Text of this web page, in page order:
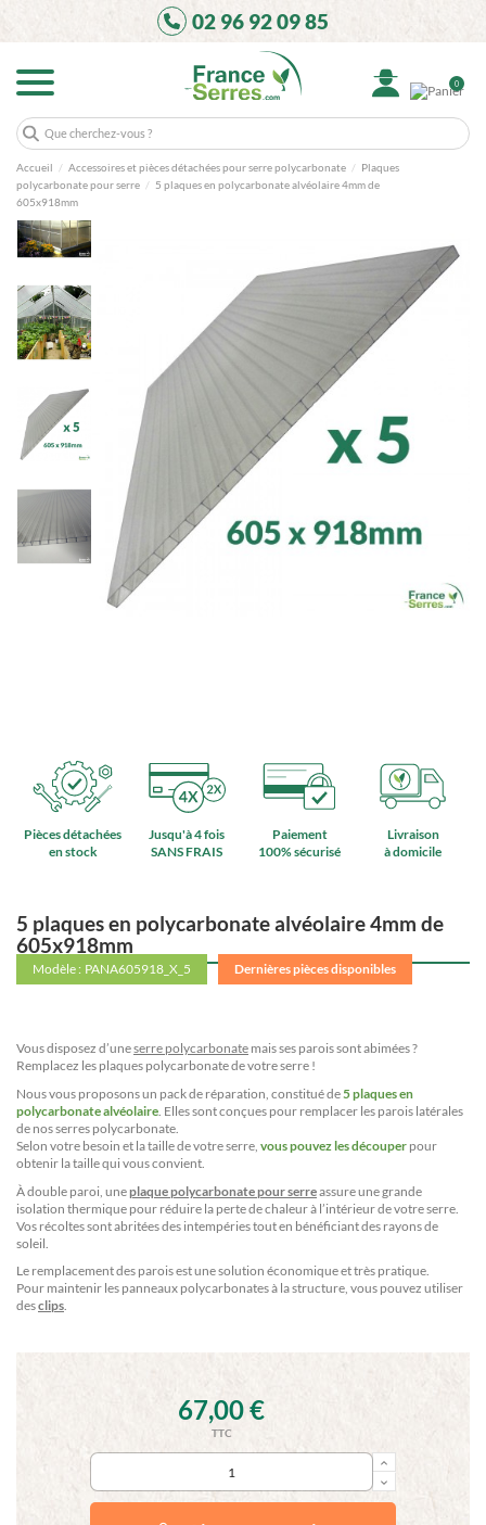
02 96 92 09 85
0
Accueil Accessoires et pièces détachées pour serre polycarbonate
Plaques
polycarbonate pour serre
5 plaques en polycarbonate alvéolaire 4mm de
605x918mm
Pièces détachées
en stock
Jusqu'à 4 fois
SANS FRAIS
Paiement
100% sécurisé
Livraison
à domicile
5 plaques en polycarbonate alvéolaire 4mm de
605x918mm
Vous disposez d’uneserre polycarbonate mais ses parois sont abimées ?
Remplacez les plaques polycarbonate de votre serre !
Nous vous proposons un pack de réparation, constitué de5 plaques en
polycarbonate alvéolaire . Elles sont conçues pour remplacer les parois latérales
de nos serres polycarbonate.
Selon votre besoin et la taille de votre serre, vous pouvez les découper pour
obtenir la taille qui vous convient.
À double paroi, uneplaque polycarbonate pour serreassure une grande
isolation thermique pour réduire la perte de chaleur à l’intérieur de votre serre.
Vos récoltes sont abritées des intempéries tout en bénéficiant des rayons de
soleil.
Le remplacement des parois est une solution économique et très pratique.
Pour maintenir les panneaux polycarbonates à la structure, vous pouvez utiliser
desclips.
Modèle : PANA605918_X_5 Dernières pièces disponibles
67,00 €
TTC
keyboard_arrow_up
keyboard_arrow_down